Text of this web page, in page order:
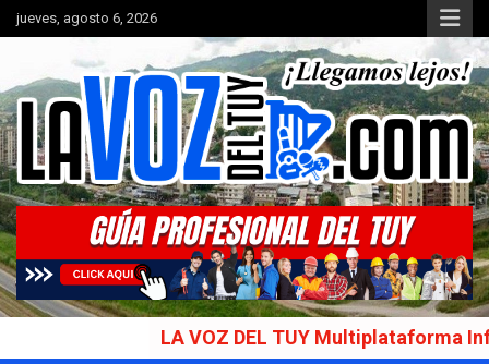
Saltar
al
jueves, agosto 6, 2026
La Voz del Tuy
Portal de noticias
LA VOZ DEL TUY Multiplataforma